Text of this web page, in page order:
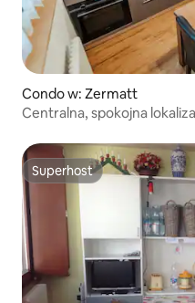
Condo w: Zermatt
Centralna, spokojna
Superhost
Superhost